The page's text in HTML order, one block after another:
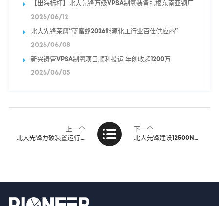
【出海标杆】北大先锋万级VPSA制氧装备扎根东南亚钢厂
2026/06/12
北大先锋荣膺“蓝蜜蜂2026能源化工行业百佳供应商”
2026/06/08
新兴铸管VPSA制氧项目顺利投运 年创收超1200万
2026/06/05
上一个
北大先锋力破装置运行难题 粤钢VPSA制氧改造圆满收官
下一个
北大先锋建设12500Nm3/h VPSA制氧设备 助力富氧炼铜